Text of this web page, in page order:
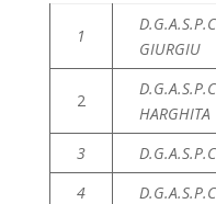
1
GIURGIU
2
HARGHITA
3
4